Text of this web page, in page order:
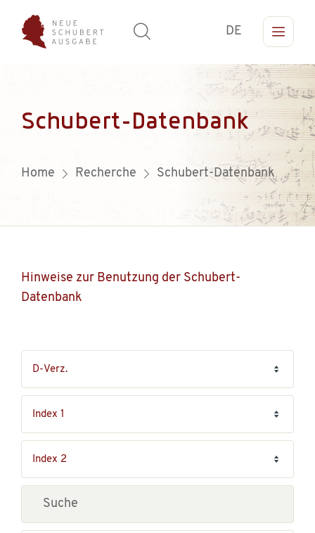
DE
Schubert-Datenbank
Home Recherche Schubert-Datenbank
Hinweise zur Benutzung der Schubert-
Datenbank